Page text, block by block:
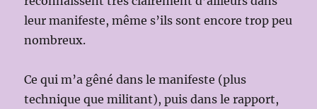
leur manifeste, même s’ils sont encore trop peu
nombreux.
Ce qui m’a gêné dans le manifeste (plus
technique que militant), puis dans le rapport,